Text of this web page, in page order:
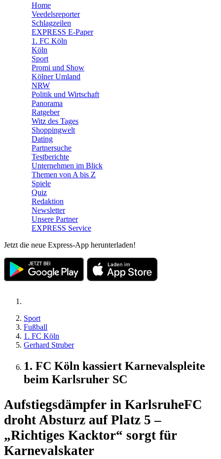
🛒 Shoppingwelt
Home
Veedelsreporter
Schlagzeilen
EXPRESS E-Paper
1. FC Köln
Köln
Sport
Promi und Show
Kölner Umland
NRW
Politik und Wirtschaft
Panorama
Ratgeber
Witz des Tages
Shoppingwelt
Dating
Partnersuche
Testberichte
Unternehmen im Blick
Themen von A bis Z
Spiele
Quiz
Redaktion
Newsletter
Unsere Partner
EXPRESS Service
Jetzt die neue Express-App herunterladen!
Sport
Fußball
1. FC Köln
Gerhard Struber
1. FC Köln kassiert Karnevalspleite
beim Karlsruher SC
Aufstiegsdämpfer in KarlsruheFC
droht Absturz auf Platz 5 –
„Richtiges Kacktor“ sorgt für
Karnevalskater